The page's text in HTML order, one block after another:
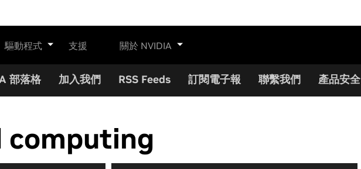
驅動程式 支援 關於 NVIDIA
部落格 加入我們 RSS Feeds 訂閱電子報 聯繫我們 產品安全
computing